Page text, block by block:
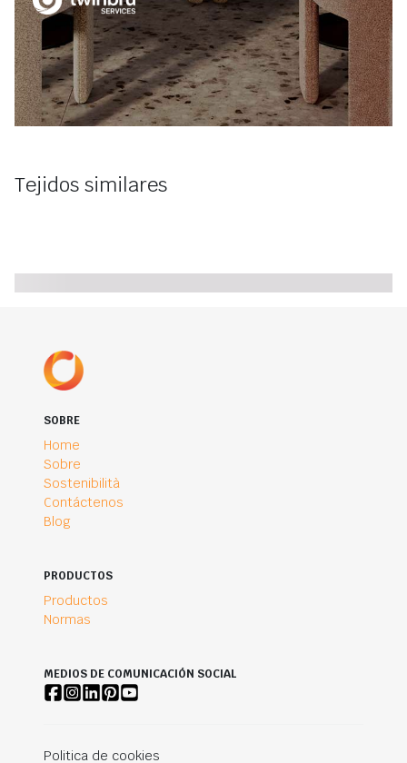
Tejidos similares
SOBRE
Home
Sobre
Sostenibilità
Contáctenos
Blog
PRODUCTOS
Productos
Normas
MEDIOS DE COMUNICACIÓN SOCIAL
Politica de cookies